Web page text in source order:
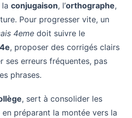
la conjugaison, l’orthographe,
Pour progresser vite, un
4eme doit suivre le
, proposer des corrigés clairs
ses erreurs fréquentes, pas
phrases.
, sert à consolider les
préparant la montée vers la